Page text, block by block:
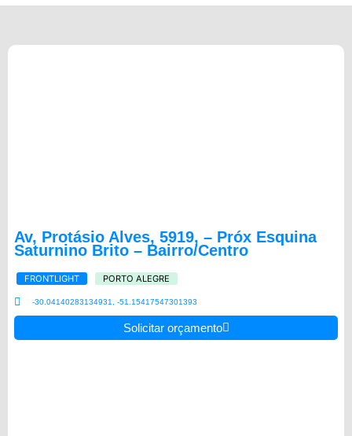
Av, Protásio Alves, 5919, – Próx Esquina
Saturnino Brito – Bairro/Centro
FRONTLIGHT PORTO ALEGRE
-30.04140283134931, -51.15417547301393
Solicitar orçamento